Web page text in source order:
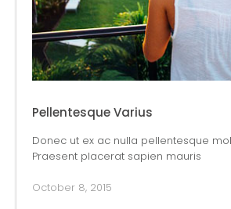
Pellentesque Varius
Donec ut ex ac nulla pellentesque
Praesent placerat sapien mauris
October 8, 2015